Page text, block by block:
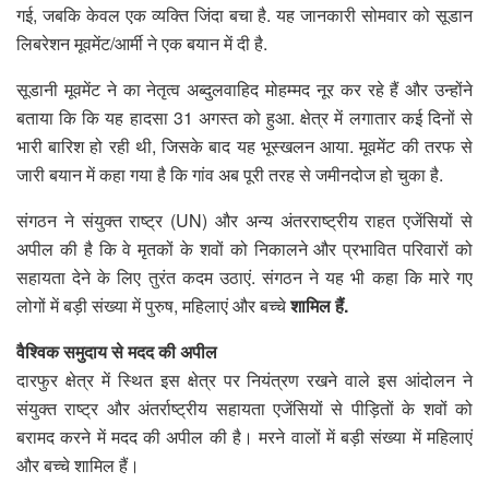
गई, जबकि केवल एक व्यक्ति जिंदा बचा है. यह जानकारी सोमवार को सूडान
लिबरेशन मूवमेंट/आर्मी ने एक बयान में दी है.
सूडानी मूवमेंट ने का नेतृत्व अब्दुलवाहिद मोहम्मद नूर कर रहे हैं और उन्होंने
बताया कि कि यह हादसा 31 अगस्त को हुआ. क्षेत्र में लगातार कई दिनों से
भारी बारिश हो रही थी, जिसके बाद यह भूस्खलन आया. मूवमेंट की तरफ से
जारी बयान में कहा गया है कि गांव अब पूरी तरह से जमीनदोज हो चुका है.
संगठन ने संयुक्त राष्ट्र (UN) और अन्य अंतरराष्ट्रीय राहत एजेंसियों से
अपील की है कि वे मृतकों के शवों को निकालने और प्रभावित परिवारों को
सहायता देने के लिए तुरंत कदम उठाएं. संगठन ने यह भी कहा कि मारे गए
लोगों में बड़ी संख्या में पुरुष, महिलाएं और बच्चेशामिल हैं.
वैश्विक समुदाय से मदद की अपील
दारफुर क्षेत्र में स्थित इस क्षेत्र पर नियंत्रण रखने वाले इस आंदोलन ने
संयुक्त राष्ट्र और अंतर्राष्ट्रीय सहायता एजेंसियों से पीड़ितों के शवों को
बरामद करने में मदद की अपील की है। मरने वालों में बड़ी संख्या में महिलाएं
और बच्चे शामिल हैं।